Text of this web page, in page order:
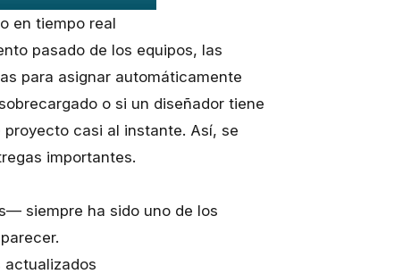
en tiempo real
pasado de los equipos, las
para asignar automáticamente
o si un diseñador tiene
casi al instante. Así, se
importantes.
siempre ha sido uno de los
actualizados